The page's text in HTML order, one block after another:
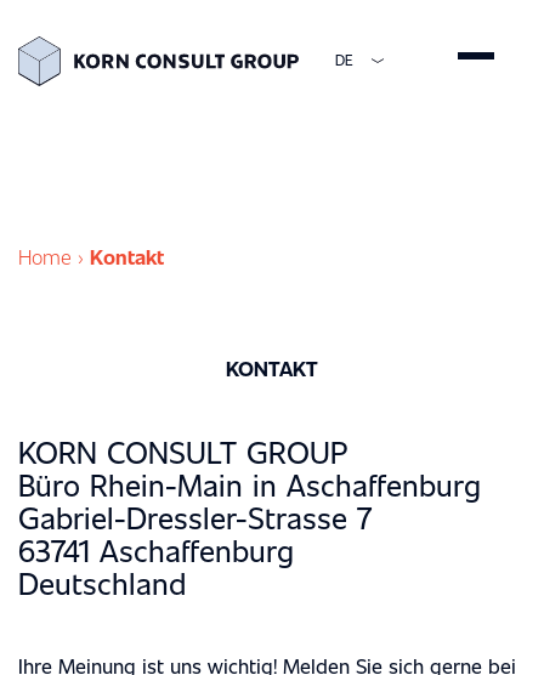
DE
Home › Kontakt
KONTAKT
KORN CONSULT GROUP
Büro Rhein-Main in Aschaffenburg
Gabriel-Dressler-Strasse 7
63741 Aschaffenburg
Deutschland
Ihre Meinung ist uns wichtig! Melden Sie sich gerne bei